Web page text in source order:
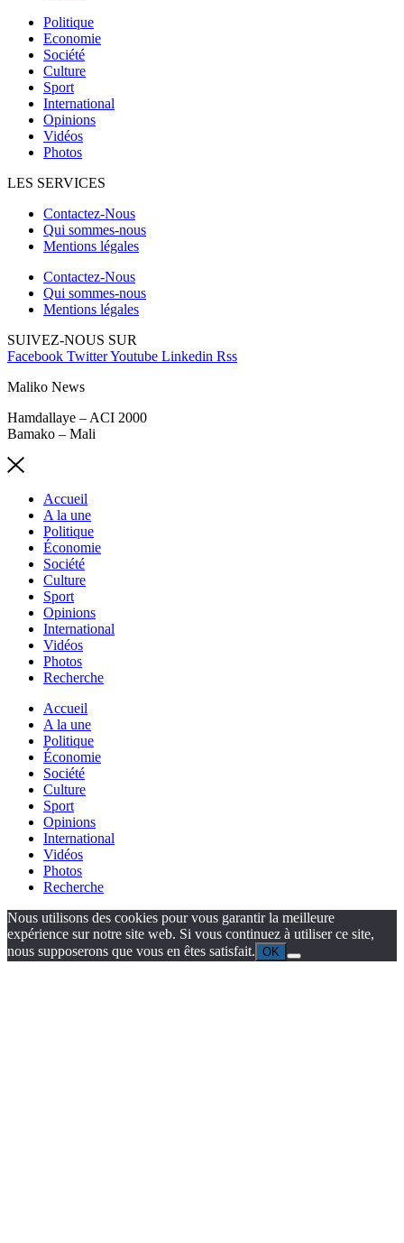
Politique
Economie
Société
Culture
Sport
International
Opinions
Vidéos
Photos
LES SERVICES
Contactez-Nous
Qui sommes-nous
Mentions légales
Contactez-Nous
Qui sommes-nous
Mentions légales
SUIVEZ-NOUS SUR
Facebook TwitterYoutube Linkedin Rss
Maliko News
Hamdallaye – ACI 2000
Bamako – Mali
Accueil
A la une
Politique
Économie
Société
Culture
Sport
Opinions
International
Vidéos
Photos
Recherche
Accueil
A la une
Politique
Économie
Société
Culture
Sport
Opinions
International
Vidéos
Photos
Recherche
Nous utilisons des cookies pour vous garantir la meilleure
expérience sur notre site web. Si vous continuez à utiliser ce site,
nous supposerons que vous en êtes satisfait. OK